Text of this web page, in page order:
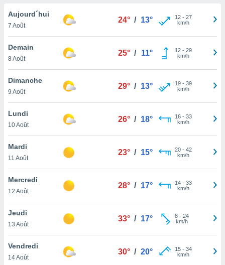
et
»,
de
qu'ils
ou
de
le
ainsi
la
du
Aujourd´hui
7 Août
24° / 13° 12- 27
km/h
Demain
8 Août
25° / 11° 12- 29
km/h
Dimanche
9 Août
29° / 13° 19- 39
km/h
Lundi
10 Août
26° / 18° 16- 33
km/h
Mardi
11 Août
23° / 15° 20- 42
km/h
Mercredi
12 Août
28° / 17° 14- 33
km/h
Jeudi
13 Août
33° / 17° 8- 24
km/h
Vendredi
14 Août
30° / 20° 15- 34
km/h